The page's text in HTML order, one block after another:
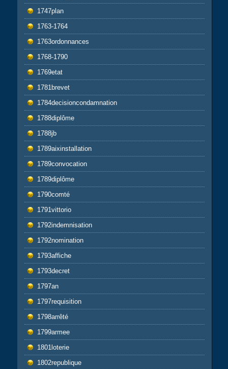
1747plan
1763-1764
1763ordonnances
1768-1790
1769etat
1781brevet
1784decisioncondamnation
1788diplôme
1788jb
1789aixinstallation
1789convocation
1789diplôme
1790comté
1791vittorio
1792indemnisation
1792nomination
1793affiche
1793decret
1797an
1797requisition
1798arrêté
1799armee
1801loterie
1802republique